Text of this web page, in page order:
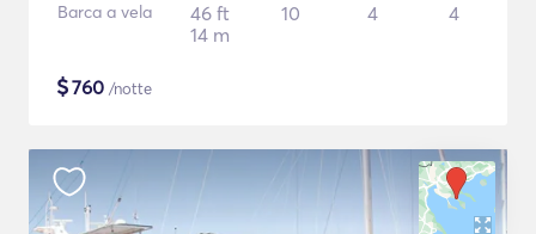
Barca a vela
46 ft
14 m
10 4 4
$760 /notte